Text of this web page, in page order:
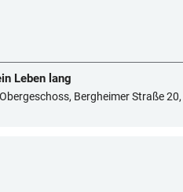
Leben lang
Bergheimer Straße